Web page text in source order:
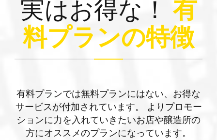
実はお得な！ 有
料プランの特徴
有料プランでは無料プランにはない、お得な
サービスが付加されています。 よりプロモー
ションに力を入れていきたいお店や醸造所の
方にオススメのプランになっています。